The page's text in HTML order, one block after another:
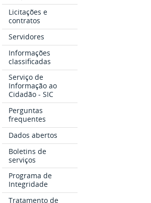
Licitações e
contratos
Servidores
Informações
classificadas
Serviço de
Informação ao
Cidadão - SIC
Perguntas
frequentes
Dados abertos
Boletins de
serviços
Programa de
Integridade
Tratamento de